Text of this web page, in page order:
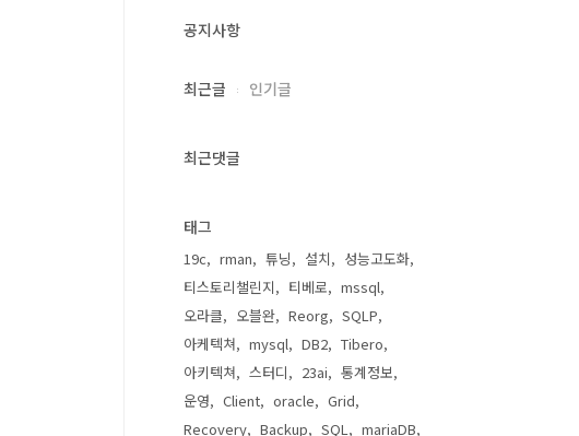
공지사항
최근글 인기글
최근댓글
태그
19c rman 튜닝 설치
성능고도화
티스토리챌린지
티베로
mssql
오라클
오블완 Reorg
SQLP
아케텍쳐
mysql DB2
Tibero
아키텍쳐
스터디 23ai
통계정보
운영
Client oracle
Grid
Recovery
Backup SQL mariaDB